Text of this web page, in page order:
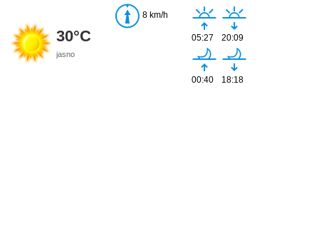
30°C
jasno
8 km/h
05:27 20:09
00:40 18:18